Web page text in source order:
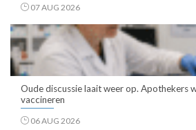
07 AUG 2026
Oude discussie laait weer op. Apothekers
vaccineren
06 AUG 2026